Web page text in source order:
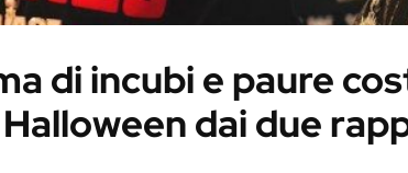
di incubi e paure
Halloween dai due